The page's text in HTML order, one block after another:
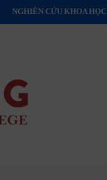
NGHIÊN CỨU KHOA HỌC